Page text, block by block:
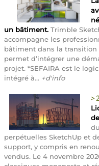
un bâtiment. Trimble
accompagne les
bâtiment dans la
permet d’intégrer une
projet. *SEFAIRA est le
intégré à... +d'info
>
perpétuelles SketchUp et
support, y compris en
vendus. Le 4 novembre